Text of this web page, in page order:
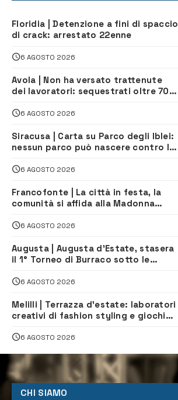
Floridia | Detenzione a fini di spaccio
di crack: arrestato 22enne
6 AGOSTO 2026
Avola | Non ha versato trattenute
dei lavoratori: sequestrati oltre 700
climatizzazione
6 AGOSTO 2026
Siracusa | Carta su Parco degli Iblei:
nessun parco può nascere contro le
6 AGOSTO 2026
Francofonte | La città in festa, la
comunità si affida alla Madonna
6 AGOSTO 2026
Augusta | Augusta d’Estate, stasera
il 1° Torneo di Burraco sotto le
6 AGOSTO 2026
Melilli | Terrazza d’estate: laboratori
creativi di fashion styling e giochi
iscriversi
6 AGOSTO 2026
CHI SIAMO